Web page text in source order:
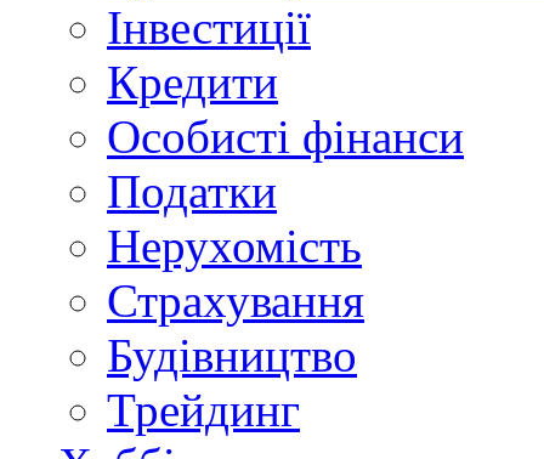
Інвестиції
Кредити
Особисті фінанси
Податки
Нерухомість
Страхування
Будівництво
Трейдинг